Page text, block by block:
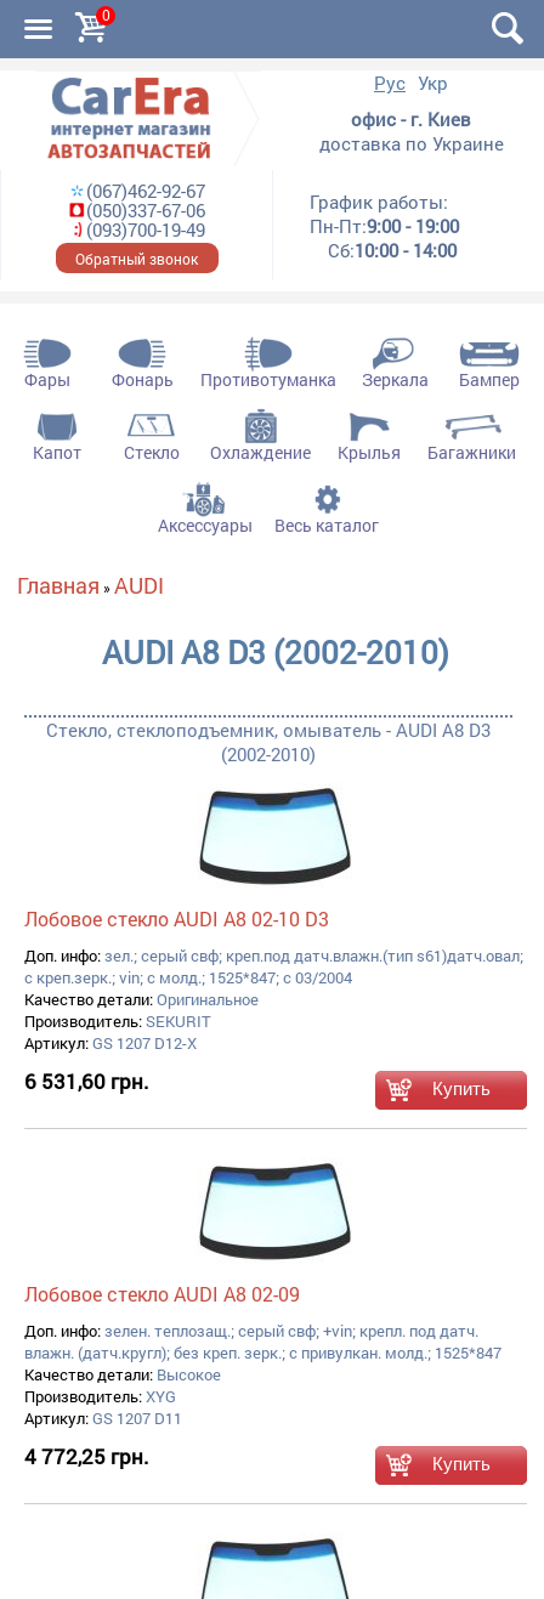
0
Рус Укр
офис - г. Киев
доставка по Украине
(067)462-92-67
(050)337-67-06
(093)700-19-49
Обратный звонок
График работы:
Пн-Пт:9:00 - 19:00
Сб:10:00 - 14:00
Фары Фонарь Противотуманка Зеркала Бампер
Капот Стекло Охлаждение Крылья Багажники
Аксессуары Весь каталог
Вы здесь
Главная »AUDI
AUDI A8 D3 (2002-2010)
Стекло, стеклоподъемник, омыватель - AUDI A8 D3
(2002-2010)
Лобовое стекло AUDI A8 02-10 D3
Доп. инфо:зел.; серый свф; креп.под датч.влажн.(тип s61)датч.овал;
с креп.зерк.; vin; с молд.; 1525*847; с 03/2004
Качество детали:Оригинальное
Производитель:SEKURIT
Артикул:GS 1207 D12-X
6 531,60 грн.
Лобовое стекло AUDI A8 02-09
Доп. инфо:зелен. теплозащ.; серый свф; +vin; крепл. под датч.
влажн. (датч.кругл); без креп. зерк.; с привулкан. молд.; 1525*847
Качество детали: Высокое
Производитель:XYG
Артикул:GS 1207 D11
4 772,25 грн.